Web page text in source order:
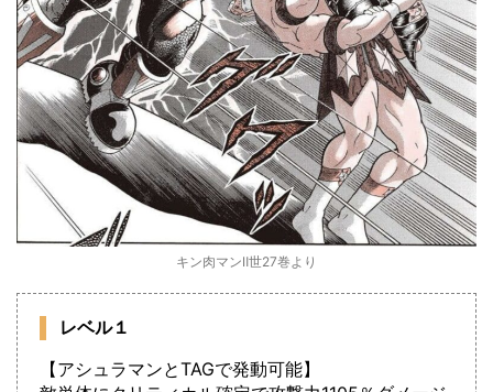
キン肉マンⅡ世27巻より
レベル１
【アシュラマンとTAGで発動可能】